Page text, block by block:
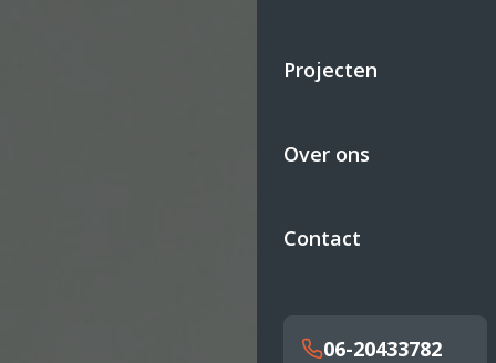
Projecten
Over ons
Contact
06-20433782